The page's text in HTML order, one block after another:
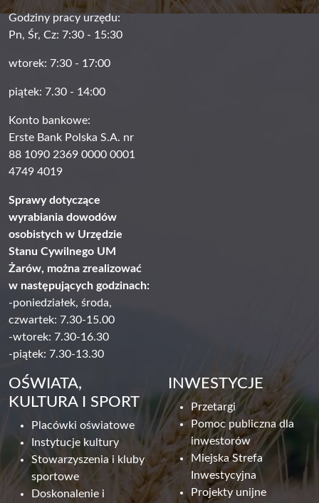
Godziny pracy urzędu:
Pn, Śr, Cz: 7:30 - 15:30
wtorek: 7:30 - 17:00
piątek: 7.30 - 14:00
Konto bankowe:
Erste Bank Polska S.A. nr
88 1090 2369 0000 0001
4749 4019
Sprawy dotyczące
wyrabiania dowodów
osobistych w Urzędzie
Stanu Cywilnego UM
Żarów, można zrealizować
w następujących godzinach:
-poniedziałek, środa,
czwartek: 7.30-15.00
-wtorek: 7.30-16.30
-piątek: 7.30-13.30
OŚWIATA,
KULTURA I SPORT
Placówki oświatowe
Instytucje kultury
Stowarzyszenia i kluby
sportowe
Doskonalenie i
INWESTYCJE
Przetargi
Pomoc publiczna dla
inwestorów
Miejska Strefa
Inwestycyjna
Projekty unijne